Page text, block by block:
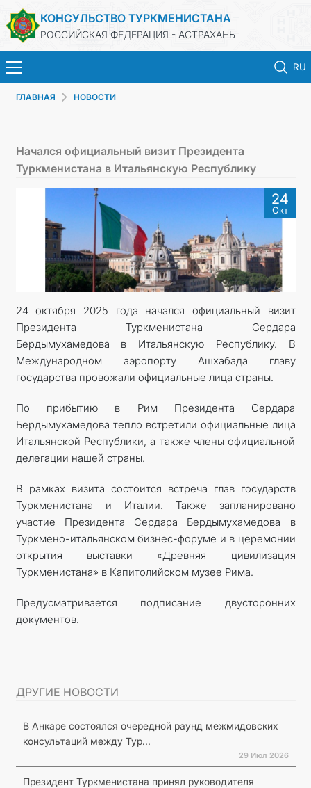
КОНСУЛЬСТВО ТУРКМЕНИСТАНА
РОССИЙСКАЯ ФЕДЕРАЦИЯ - АСТРАХАНЬ
RU
ТУРКМЕНИСТАН
ПРОДЛЕНИЕ СРОКА ПАСПОРТА
КОНСУЛЬСКИЕ УСЛУГИ
ДОКУМЕНТЫ
МИД
КОНТАКТНЫЕ ДАННЫЕ
ГЛАВНАЯ НОВОСТИ
Начался официальный визит Президента
Туркменистана в Итальянскую Республику
24
Окт
24 октября 2025 года начался официальный визит
Президента Туркменистана Сердара
Бердымухамедова в Итальянскую Республику. В
Международном аэропорту Ашхабада главу
государства провожали официальные лица страны.
По прибытию в Рим Президента Сердара
Бердымухамедова тепло встретили официальные лица
Итальянской Республики, а также члены официальной
делегации нашей страны.
В рамках визита состоится встреча глав государств
Туркменистана и Италии. Также запланировано
участие Президента Сердара Бердымухамедова в
Туркмено-итальянском бизнес-форуме и в церемонии
открытия выставки «Древняя цивилизация
Туркменистана» в Капитолийском музее Рима.
Предусматривается подписание двусторонних
документов.
ДРУГИЕ НОВОСТИ
В Анкаре состоялся очередной раунд межмидовских
консультаций между Тур...
29 Июл 2026
Президент Туркменистана принял руководителя